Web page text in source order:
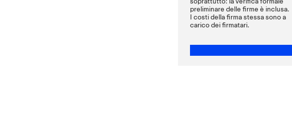
preliminare delle firme è inclusa.
I costi della firma stessa sono a
carico dei firmatari.